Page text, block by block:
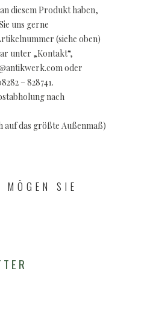
diesem Produkt haben,
uns gerne
(siehe oben)
unter „Kontakt“,
oder
– 828741.
nach
auf das größte Außenmaß)
SIE